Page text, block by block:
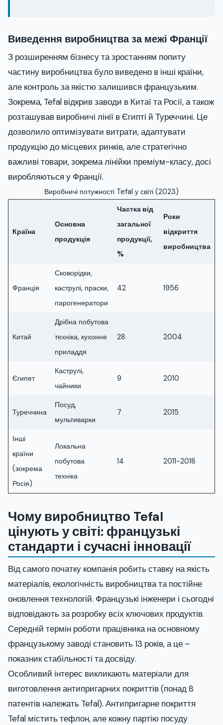
Виведення виробництва за межі Франції
З розширенням бізнесу та зростанням попиту
частину виробництва було виведено в інші країни,
але контроль за якістю залишився французьким.
Зокрема, Tefal відкрив заводи в Китаї та Росії, а також
розташував виробничі лінії в Єгипті й Туреччині. Це
дозволило оптимізувати витрати, адаптувати
продукцію до місцевих ринків, але стратегічно
важливі товари, зокрема лінійки преміум-класу, досі
виробляються у Франції.
Виробничі потужності Tefal у світі (2023)
Країна
Основна
продукція
Частка від
загальної
продукції,
%
Роки
відкриття
виробництва
Франція
Сковорідки,
каструлі, праски,
парогенератори
42 1956
Китай
Дрібна побутова
техніка, кухонне
приладдя
28 2004
Єгипет
Каструлі,
чайники
9 2010
Туреччина
Посуд,
мультиварки
7 2015
Інші
країни
(зокрема
Росія)
Локальна
побутова
техніка
14 2011-2018
Чому виробництво Tefal
цінують у світі: французькі
стандарти і сучасні інновації
Від самого початку компанія робить ставку на якість
матеріалів, екологічність виробництва та постійне
оновлення технологій. Французькі інженери і сьогодні
відповідають за розробку всіх ключових продуктів.
Середній термін роботи працівника на основному
французькому заводі становить 13 років, а це –
показник стабільності та досвіду.
Особливий інтерес викликають матеріали для
виготовлення антипригарних покриттів (понад 8
патентів належать Tefal). Антипригарне покриття
Tefal містить тефлон, але кожну партію посуду